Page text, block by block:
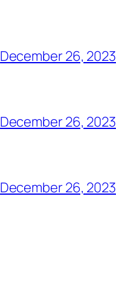
December 26, 2023
December 26, 2023
December 26, 2023